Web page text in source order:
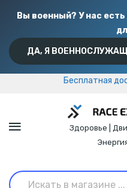
Вы военный? У нас
ДА, Я
Бесплатная
Бесплатная
Здоровье |